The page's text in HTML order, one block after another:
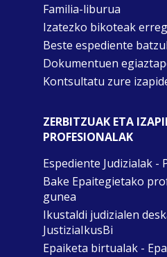
Familia-liburua
Izatezko bikoteak
Beste espediente
Dokumentuen
Kontsultatu zure
ZERBITZUAK ETA
PROFESIONALAK
Espediente Judizialak -
Bake Epaitegietako
gunea
Ikustaldi judizialen
JustiziaIkusBi
Epaiketa birtualak -